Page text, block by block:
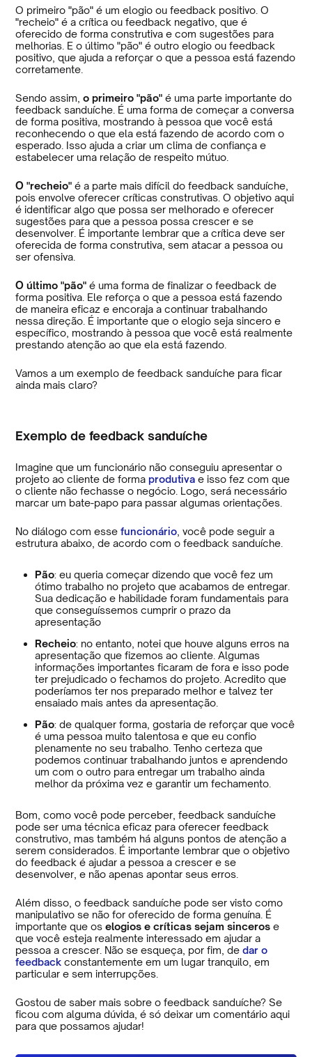
O primeiro "pão" é um elogio ou feedback positivo. O
"recheio" é a crítica ou feedback negativo, que é
oferecido de forma construtiva e com sugestões para
melhorias. E o último "pão" é outro elogio ou feedback
positivo, que ajuda a reforçar o que a pessoa está fazendo
corretamente.
Sendo assim,o primeiro "pão"é uma parte importante do
feedback sanduíche. É uma forma de começar a conversa
de forma positiva, mostrando à pessoa que você está
reconhecendo o que ela está fazendo de acordo com o
esperado. Isso ajuda a criar um clima de confiança e
estabelecer uma relação de respeito mútuo.
O "recheio" é a parte mais difícil do feedback sanduíche,
pois envolve oferecer críticas construtivas. O objetivo aqui
é identificar algo que possa ser melhorado e oferecer
sugestões para que a pessoa possa crescer e se
desenvolver. É importante lembrar que a crítica deve ser
oferecida de forma construtiva, sem atacar a pessoa ou
ser ofensiva.
O último "pão"é uma forma de finalizar o feedback de
forma positiva. Ele reforça o que a pessoa está fazendo
de maneira eficaz e encoraja a continuar trabalhando
nessa direção. É importante que o elogio seja sincero e
específico, mostrando à pessoa que você está realmente
prestando atenção ao que ela está fazendo.
Vamos a um exemplo de feedback sanduíche para ficar
ainda mais claro?
Exemplo de feedback sanduíche
Imagine que um funcionário não conseguiu apresentar o
projeto ao cliente de forma produtiva e isso fez com que
o cliente não fechasse o negócio. Logo, será necessário
marcar um bate-papo para passar algumas orientações.
No diálogo com essefuncionário , você pode seguir a
estrutura abaixo, de acordo com o feedback sanduíche.
Pão: eu queria começar dizendo que você fez um
ótimo trabalho no projeto que acabamos de entregar.
Sua dedicação e habilidade foram fundamentais para
que conseguíssemos cumprir o prazo da
apresentação
Recheio: no entanto, notei que houve alguns erros na
apresentação que fizemos ao cliente. Algumas
informações importantes ficaram de fora e isso pode
ter prejudicado o fechamos do projeto. Acredito que
poderíamos ter nos preparado melhor e talvez ter
ensaiado mais antes da apresentação.
Pão: de qualquer forma, gostaria de reforçar que você
é uma pessoa muito talentosa e que eu confio
plenamente no seu trabalho. Tenho certeza que
podemos continuar trabalhando juntos e aprendendo
um com o outro para entregar um trabalho ainda
melhor da próxima vez e garantir um fechamento.
Bom, como você pode perceber, feedback sanduíche
pode ser uma técnica eficaz para oferecer feedback
construtivo, mas também há alguns pontos de atenção a
serem considerados. É importante lembrar que o objetivo
do feedback é ajudar a pessoa a crescer e se
desenvolver, e não apenas apontar seus erros.
Além disso, o feedback sanduíche pode ser visto como
manipulativo se não for oferecido de forma genuína. É
importante que oselogios e críticas sejam sincerose
que você esteja realmente interessado em ajudar a
pessoa a crescer. Não se esqueça, por fim, dedar o
feedback constantemente em um lugar tranquilo, em
particular e sem interrupções.
Gostou de saber mais sobre o feedback sanduíche? Se
ficou com alguma dúvida, é só deixar um comentário aqui
para que possamos ajudar!